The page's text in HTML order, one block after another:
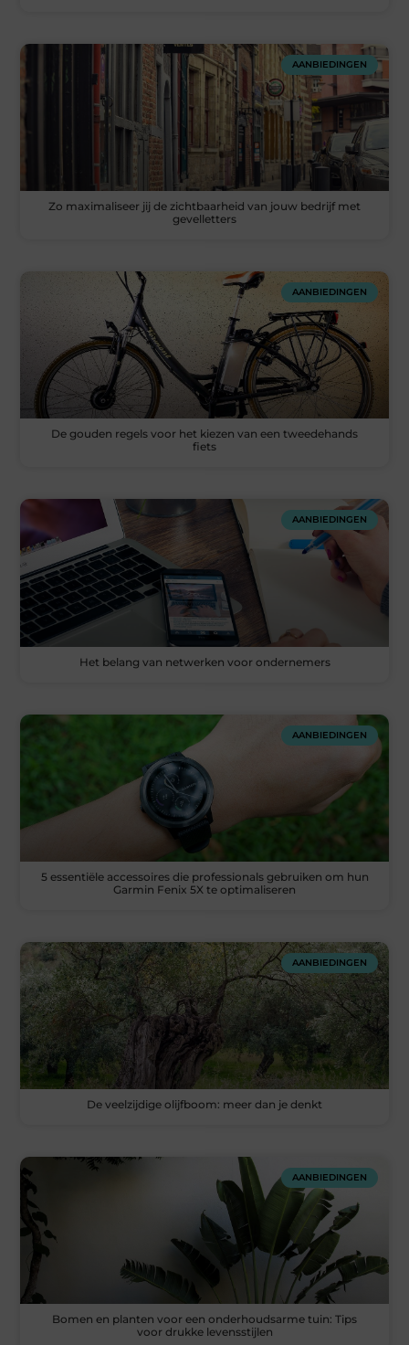
AANBIEDINGEN
Zo maximaliseer jij de zichtbaarheid van jouw bedrijf met
gevelletters
AANBIEDINGEN
De gouden regels voor het kiezen van een tweedehands
fiets
AANBIEDINGEN
Het belang van netwerken voor ondernemers
AANBIEDINGEN
5 essentiële accessoires die professionals gebruiken om hun
Garmin Fenix 5X te optimaliseren
AANBIEDINGEN
De veelzijdige olijfboom: meer dan je denkt
AANBIEDINGEN
Bomen en planten voor een onderhoudsarme tuin: Tips
voor drukke levensstijlen